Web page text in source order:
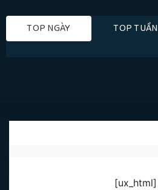
TOP NGÀY TOP TUẦN